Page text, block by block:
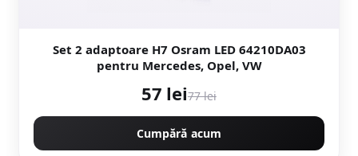
Set 2 adaptoare H7 Osram LED 64210DA03
pentru Mercedes, Opel, VW
57 lei77 lei
Cumpără acum